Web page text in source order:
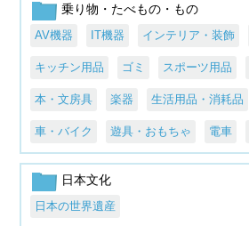
乗り物・たべもの・もの
AV機器 IT機器 インテリア・装飾
キッチン用品 ゴミ スポーツ用品
本・文房具 楽器 生活用品・消耗品
車・バイク 遊具・おもちゃ 電車
日本文化
日本の世界遺産